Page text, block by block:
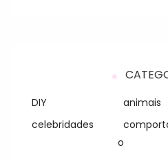
DIY animais
celebridades
o